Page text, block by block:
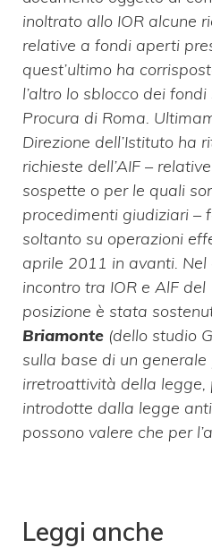
inoltrato allo IOR alcune
relative a fondi aperti
quest’ultimo ha
l’altro lo sblocco dei
Procura di Roma.
Direzione dell’Istituto ha
richieste dell’AIF –
sospette o per le quali
procedimenti giudiziari –
soltanto su operazioni
aprile 2011 in avanti. Nel
incontro tra IOR e AlF
posizione è stata
Briamonte (dello studio
sulla base di un
irretroattività della legge,
introdotte dalla legge
possono valere che per
Leggi anche